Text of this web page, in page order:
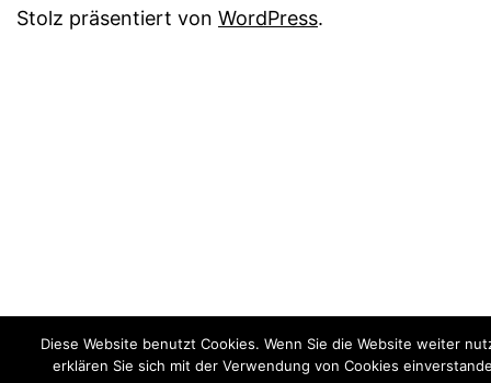
Stolz präsentiert von WordPress.
Diese Website benutzt Cookies. Wenn Sie die Website weiter
erklären Sie sich mit der Verwendung von Cookies